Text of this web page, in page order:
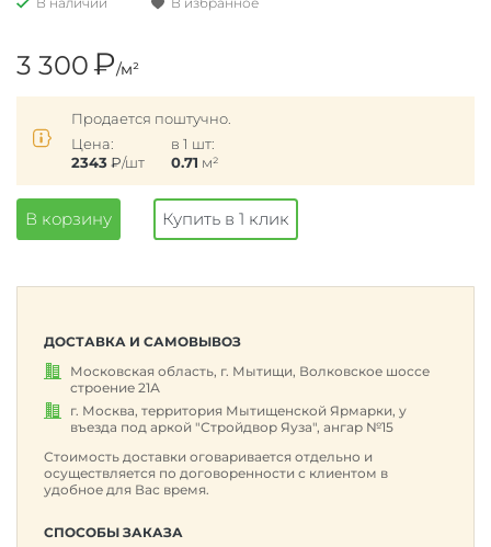
3 300₽/м²
Продается поштучно.
Цена:
2343 ₽/шт
в 1 шт:
0.71 м²
В корзину Купить в 1 клик
ДОСТАВКА И САМОВЫВОЗ
Московская область, г. Мытищи, Волковское шоссе
строение 21А
г. Москва, территория Мытищенской Ярмарки, у
въезда под аркой "Стройдвор Яуза", ангар №15
Стоимость доставки оговаривается отдельно и
осуществляется по договоренности с клиентом в
удобное для Вас время.
СПОСОБЫ ЗАКАЗА